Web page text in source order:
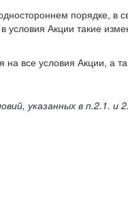
порядке, в
Акции такие
все условия Акции, а
указанных в п.2.1. и